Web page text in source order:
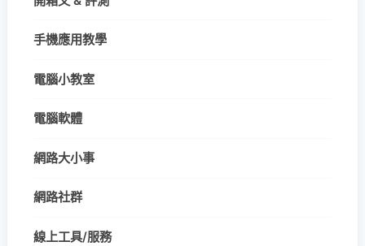
手機應用教學
電腦小教室
電腦軟體
網路大小事
網路社群
線上工具/服務